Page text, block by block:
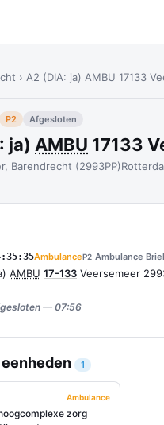
› A2 (DIA: ja) AMBU 17133
P2 Afgesloten
: ja) AMBU 17133
Barendrecht (2993PP)
AmbulanceP2 Ambulance
AMBU 17-133 Veersemeer
— 07:56
1
Ambulance
zorg